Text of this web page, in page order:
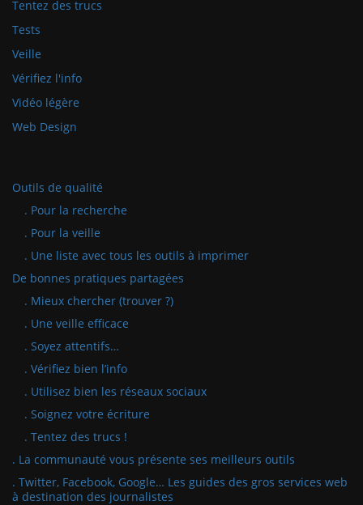
Tentez des trucs
Tests
Veille
Vérifiez l'info
Vidéo légère
Web Design
Outils de qualité
. Pour la recherche
. Pour la veille
. Une liste avec tous les outils à imprimer
De bonnes pratiques partagées
. Mieux chercher (trouver ?)
. Une veille efficace
. Soyez attentifs…
. Vérifiez bien l’info
. Utilisez bien les réseaux sociaux
. Soignez votre écriture
. Tentez des trucs !
. La communauté vous présente ses meilleurs outils
. Twitter, Facebook, Google… Les guides des gros services web
à destination des journalistes